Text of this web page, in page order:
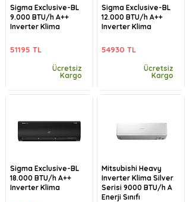
Sigma Exclusive-BL
9.000 BTU/h A++
Inverter Klima
51195 TL
Ücretsiz
Kargo
Sigma Exclusive-BL
18.000 BTU/h A++
Inverter Klima
Sigma Exclusive-BL
12.000 BTU/h A++
Inverter Klima
54930 TL
Ücretsiz
Kargo
Mitsubishi Heavy
Inverter Klima Silver
Serisi 9000 BTU/h A
Enerji Sınıfı